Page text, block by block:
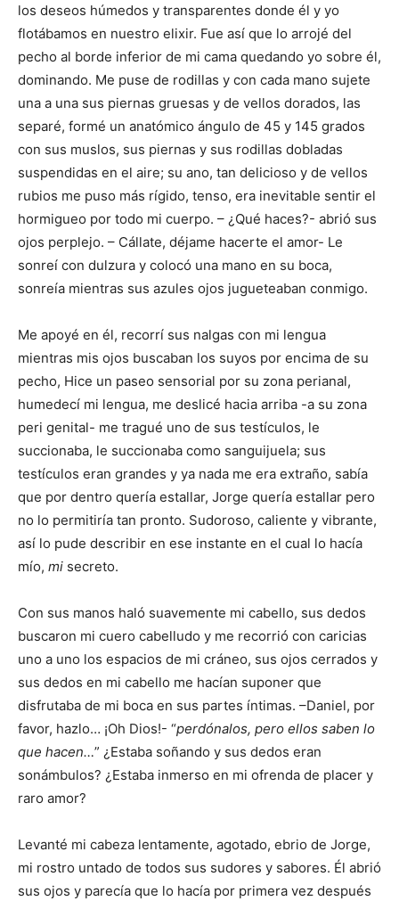
los deseos húmedos y transparentes donde él y yo
flotábamos en nuestro elixir. Fue así que lo arrojé del
pecho al borde inferior de mi cama quedando yo sobre él,
dominando. Me puse de rodillas y con cada mano sujete
una a una sus piernas gruesas y de vellos dorados, las
separé, formé un anatómico ángulo de 45 y 145 grados
con sus muslos, sus piernas y sus rodillas dobladas
suspendidas en el aire; su ano, tan delicioso y de vellos
rubios me puso más rígido, tenso, era inevitable sentir el
hormigueo por todo mi cuerpo. – ¿Qué haces?- abrió sus
ojos perplejo. – Cállate, déjame hacerte el amor- Le
sonreí con dulzura y colocó una mano en su boca,
sonreía mientras sus azules ojos jugueteaban conmigo.
Me apoyé en él, recorrí sus nalgas con mi lengua
mientras mis ojos buscaban los suyos por encima de su
pecho, Hice un paseo sensorial por su zona perianal,
humedecí mi lengua, me deslicé hacia arriba -a su zona
peri genital- me tragué uno de sus testículos, le
succionaba, le succionaba como sanguijuela; sus
testículos eran grandes y ya nada me era extraño, sabía
que por dentro quería estallar, Jorge quería estallar pero
no lo permitiría tan pronto. Sudoroso, caliente y vibrante,
así lo pude describir en ese instante en el cual lo hacía
mío, mi secreto.
Con sus manos haló suavemente mi cabello, sus dedos
buscaron mi cuero cabelludo y me recorrió con caricias
uno a uno los espacios de mi cráneo, sus ojos cerrados y
sus dedos en mi cabello me hacían suponer que
disfrutaba de mi boca en sus partes íntimas. –Daniel, por
favor, hazlo… ¡Oh Dios!- “perdónalos, pero ellos saben lo
que hacen…” ¿Estaba soñando y sus dedos eran
sonámbulos? ¿Estaba inmerso en mi ofrenda de placer y
raro amor?
Levanté mi cabeza lentamente, agotado, ebrio de Jorge,
mi rostro untado de todos sus sudores y sabores. Él abrió
sus ojos y parecía que lo hacía por primera vez después